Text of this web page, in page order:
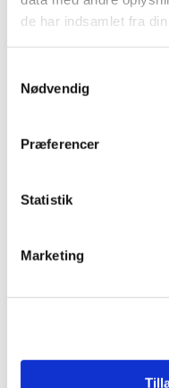
de har indsamlet fra
Nødvendig
Præferencer
Statistik
Marketing
2016 (42)
2015 (30)
2013 (44)
2011 (13)
2009 (13)
2007 (3)
2005 (2)
Relateret indhold